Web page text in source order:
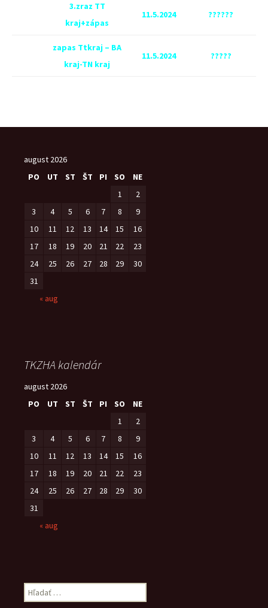
3.zraz TT
kraj+zápas
11.5.2024 ??????
zapas Ttkraj – BA
kraj-TN kraj
11.5.2024 ?????
august 2026
PO
UT ST ŠT PI SO
NE
1
2
3
4 5 6 7 8
9
10
11 12 13 14 15
16
17
18 19 20 21 22
23
24
25 26 27 28 29
30
31
« aug
TKZHA kalendár
august 2026
PO
UT ST ŠT PI SO
NE
1
2
3
4 5 6 7 8
9
10
11 12 13 14 15
16
17
18 19 20 21 22
23
24
25 26 27 28 29
30
31
« aug
Hľadať: